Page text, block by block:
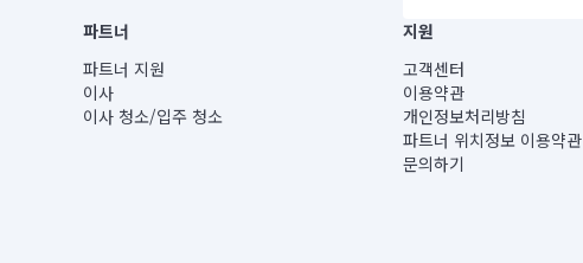
가번호 : 2016-3220163-14-5-00019 |
공정거래위원회 정보) |
RHEE
중학동, 트윈트리빌딩) B동 5층
곡로 24, 7층, 8층 미소
파트너
파트너 지원
이사
이사 청소/입주 청소
지원
고객센터
이용약관
개인정보처리방침
파트너 위치정보 이용약관
문의하기